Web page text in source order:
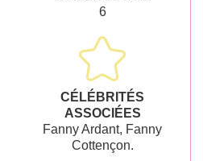
6
CÉLÉBRITÉS
ASSOCIÉES
Fanny Ardant, Fanny
Cottençon.